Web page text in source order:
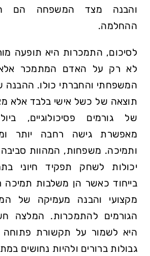
והבנה מצד המשפחה הם
ההחלמה.
לסיכום, התמכרות היא תופעה
לא רק על האדם המתמכר
המשפחתי והחברתי כולו. ההבנה
תוצאה של כשל אישי בלבד אלא
של גורמים פסיכולוגיים,
מאפשרת גישה רחבה יותר
ותמיכה. משפחות, המהוות
יכולות לשחק תפקיד חיוני
בייחוד כאשר הן משלבות תמיכה
מקצועי והבנה מעמיקה של
הגורמים להתמכרות. המלצה
היא לשמור על תקשורת פתוחה
גבולות ברורים ולהיות נחושים